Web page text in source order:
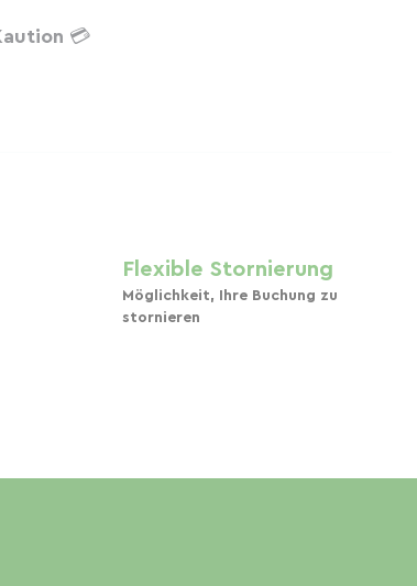
💳
Flexible Stornierung
Möglichkeit, Ihre Buchung zu
stornieren